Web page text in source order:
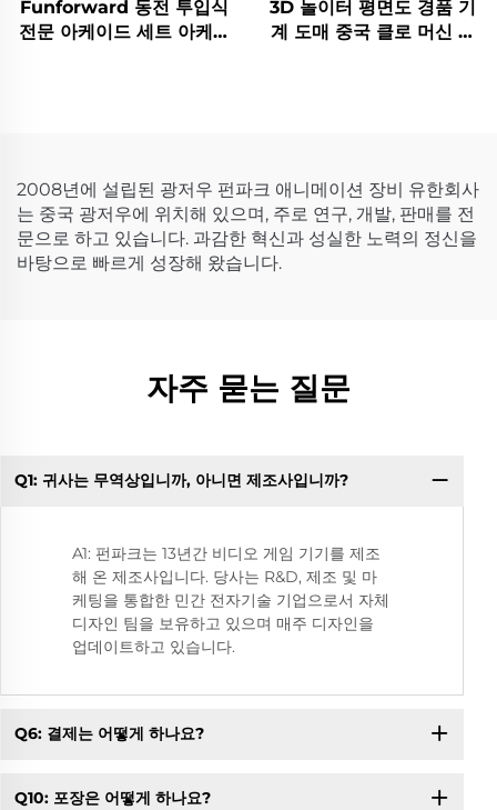
Funforward 동전 투입식
전문 아케이드 세트 아케이
3D 놀이터 평면도 경품 기
계 도매 중국 클로 머신 공
2008년에 설립된 광저우 펀파크 애니메이션 장비 유한회사
는 중국 광저우에 위치해 있으며, 주로 연구, 개발, 판매를 전
문으로 하고 있습니다. 과감한 혁신과 성실한 노력의 정신을
바탕으로 빠르게 성장해 왔습니다.
자주 묻는 질문
Q1: 귀사는 무역상입니까, 아니면 제조사입니까?
A1: 펀파크는 13년간 비디오 게임 기기를 제조
해 온 제조사입니다. 당사는 R&D, 제조 및 마
케팅을 통합한 민간 전자기술 기업으로서 자체
디자인 팀을 보유하고 있으며 매주 디자인을
업데이트하고 있습니다.
Q6: 결제는 어떻게 하나요?
Q10: 포장은 어떻게 하나요?